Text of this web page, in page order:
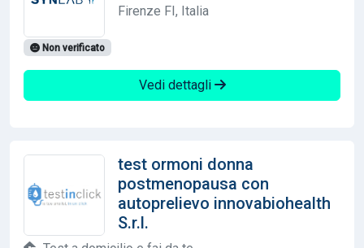
Firenze FI, Italia
Non verificato
Vedi dettagli
test ormoni donna
postmenopausa con
autoprelievo innovabiohealth
S.r.l.